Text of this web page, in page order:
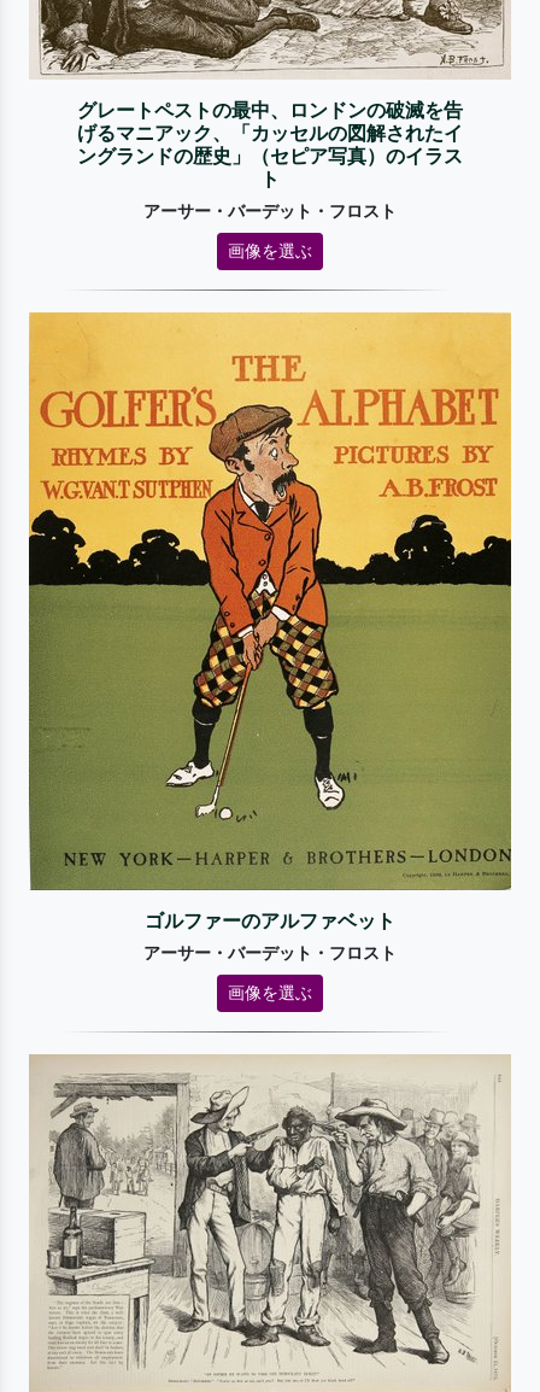
グレートペストの最中、ロンドンの破滅を告
げるマニアック、「カッセルの図解されたイ
ングランドの歴史」（セピア写真）のイラス
ト
アーサー・バーデット・フロスト
画像を選ぶ
ゴルファーのアルファベット
アーサー・バーデット・フロスト
画像を選ぶ